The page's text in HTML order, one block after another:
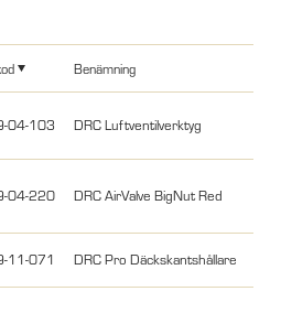
Benämning
04-103 DRC Luftventilverktyg
04-220 DRC AirValve BigNut Red
11-071 DRC Pro Däckskantshållare